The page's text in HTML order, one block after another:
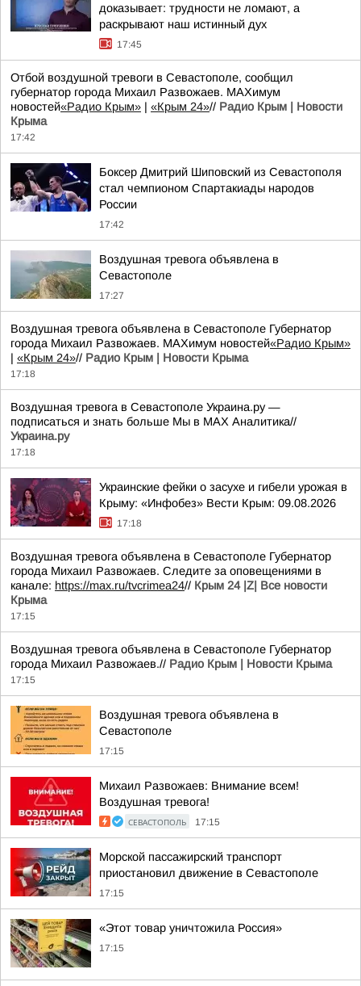
доказывает: трудности не ломают, а
раскрывают наш истинный дух
17:45
Отбой воздушной тревоги в Севастополе, сообщил
губернатор города Михаил Развожаев. MAXимум
новостей«Радио Крым» | «Крым 24»// Радио Крым | Новости
Крыма
17:42
Боксер Дмитрий Шиповский из Севастополя
стал чемпионом Спартакиады народов
России
17:42
Воздушная тревога объявлена в
Севастополе
17:27
Воздушная тревога объявлена в Севастополе Губернатор
города Михаил Развожаев. MAXимум новостей«Радио Крым»
| «Крым 24»// Радио Крым | Новости Крыма
17:18
Воздушная тревога в Севастополе Украина.ру —
подписаться и знать больше Мы в MAX Аналитика//
Украина.ру
17:18
Украинские фейки о засухе и гибели урожая в
Крыму: «Инфобез» Вести Крым: 09.08.2026
17:18
Воздушная тревога объявлена в Севастополе Губернатор
города Михаил Развожаев. Следите за оповещениями в
канале: https://max.ru/tvcrimea24// Крым 24 |Z| Все новости
Крыма
17:15
Воздушная тревога объявлена в Севастополе Губернатор
города Михаил Развожаев.// Радио Крым | Новости Крыма
17:15
Воздушная тревога объявлена в
Севастополе
17:15
Михаил Развожаев: Внимание всем!
Воздушная тревога!
СЕВАСТОПОЛЬ 17:15
Морской пассажирский транспорт
приостановил движение в Севастополе
17:15
«Этот товар уничтожила Россия»
17:15